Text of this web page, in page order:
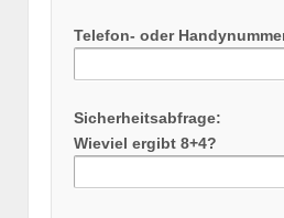
Telefon- oder
Sicherheitsabfrage:
Wieviel ergibt 8+4?